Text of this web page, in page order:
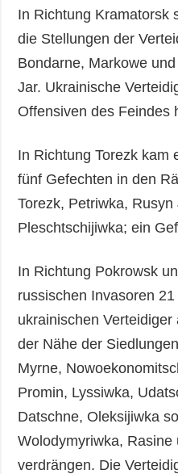
In Richtung Kramatorsk
die Stellungen der
Bondarne, Markowe
Jar. Ukrainische
Offensiven des Feindes
In Richtung Torezk kam
fünf Gefechten in den
Torezk, Petriwka,
Pleschtschijiwka; ein
In Richtung Pokrowsk
russischen Invasoren
ukrainischen
der Nähe der
Myrne,
Promin, Lyssiwka,
Datschne, Oleksijiwka
Wolodymyriwka, Rasine
verdrängen. Die